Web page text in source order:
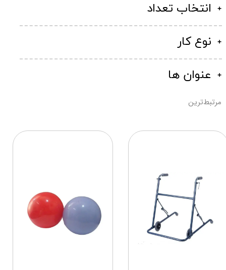
انتخاب تعداد
نوع کار
عنوان ها
مرتبط‌ترین